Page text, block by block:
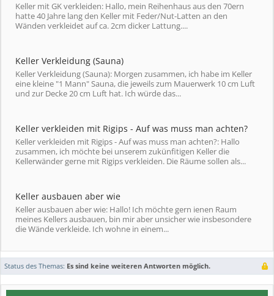
Keller mit GK verkleiden: Hallo, mein Reihenhaus aus den 70ern
hatte 40 Jahre lang den Keller mit Feder/Nut-Latten an den
Wänden verkleidet auf ca. 2cm dicker Lattung....
Keller Verkleidung (Sauna)
Keller Verkleidung (Sauna): Morgen zusammen, ich habe im Keller
eine kleine "1 Mann" Sauna, die jeweils zum Mauerwerk 10 cm Luft
und zur Decke 20 cm Luft hat. Ich würde das...
Keller verkleiden mit Rigips - Auf was muss man achten?
Keller verkleiden mit Rigips - Auf was muss man achten?: Hallo
zusammen, ich möchte bei unserem zukünfitigen Keller die
Kellerwänder gerne mit Rigips verkleiden. Die Räume sollen als...
Keller ausbauen aber wie
Keller ausbauen aber wie: Hallo! Ich möchte gern ienen Raum
meines Kellers ausbauen, bin mir aber unsicher wie insbesondere
die Wände verkleide. Ich wohne in einem...
Status des Themas: Es sind keine weiteren Antworten möglich.